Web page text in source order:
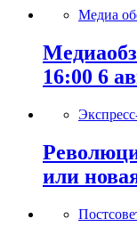
Медиа
16:00 6
или